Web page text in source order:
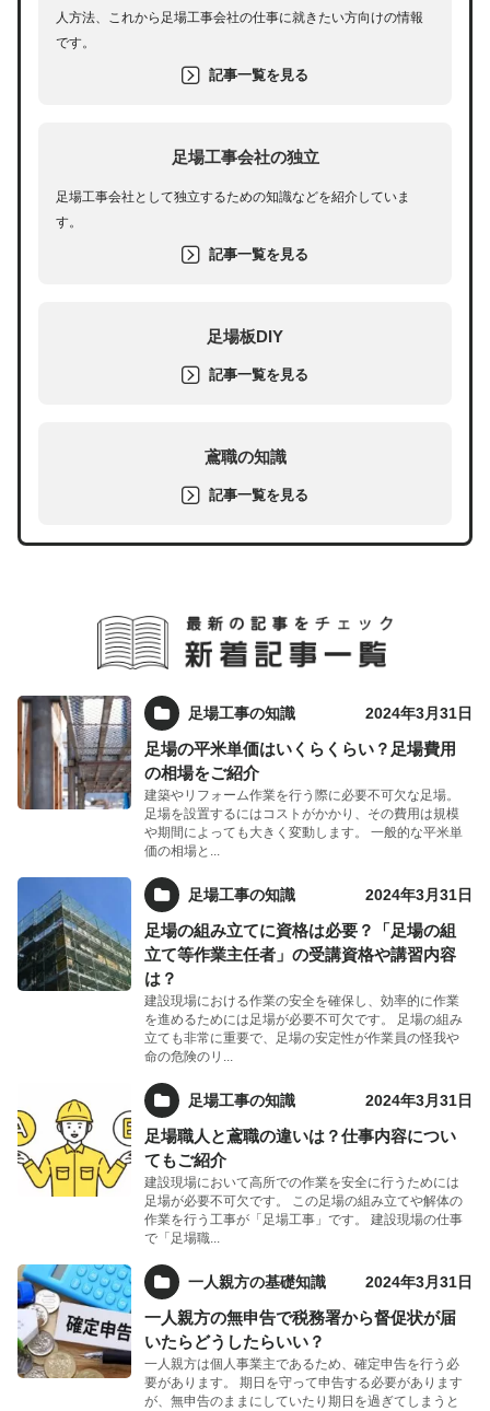
人方法、これから足場工事会社の仕事に就きたい方向けの情報
です。
記事一覧を見る
足場工事会社の独立
足場工事会社として独立するための知識などを紹介していま
す。
記事一覧を見る
足場板DIY
記事一覧を見る
鳶職の知識
記事一覧を見る
足場工事の知識 2024年3月31日
足場の平米単価はいくらくらい？足場費用
の相場をご紹介
建築やリフォーム作業を行う際に必要不可欠な足場。
足場を設置するにはコストがかかり、その費用は規模
や期間によっても大きく変動します。 一般的な平米単
価の相場と...
足場工事の知識 2024年3月31日
足場の組み立てに資格は必要？「足場の組
立て等作業主任者」の受講資格や講習内容
は？
建設現場における作業の安全を確保し、効率的に作業
を進めるためには足場が必要不可欠です。 足場の組み
立ても非常に重要で、足場の安定性が作業員の怪我や
命の危険のリ...
足場工事の知識 2024年3月31日
足場職人と鳶職の違いは？仕事内容につい
てもご紹介
建設現場において高所での作業を安全に行うためには
足場が必要不可欠です。 この足場の組み立てや解体の
作業を行う工事が「足場工事」です。 建設現場の仕事
で「足場職...
一人親方の基礎知識 2024年3月31日
一人親方の無申告で税務署から督促状が届
いたらどうしたらいい？
一人親方は個人事業主であるため、確定申告を行う必
要があります。 期日を守って申告する必要があります
が、無申告のままにしていたり期日を過ぎてしまうと